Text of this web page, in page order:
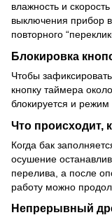
влажность и
выключения прибор
повторного
Блокировка
Чтобы
кнопку таймера
блокируется и режим
Что происходит,
Когда бак
осушение
перелива, а после
работу можно
Непрерывный